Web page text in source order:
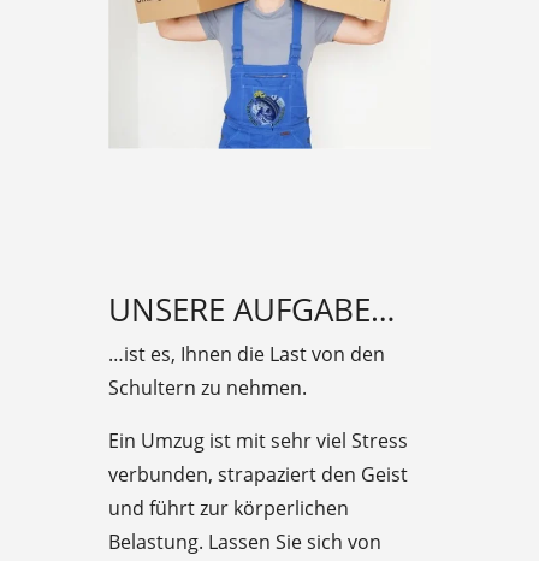
UNSERE AUFGABE…
…ist es, Ihnen die Last von den
Schultern zu nehmen.
Ein Umzug ist mit sehr viel Stress
verbunden, strapaziert den Geist
und führt zur körperlichen
Belastung. Lassen Sie sich von